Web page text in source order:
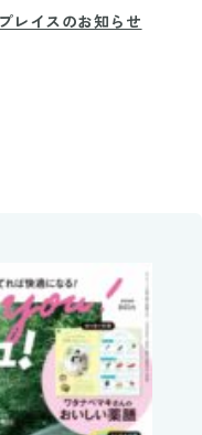
レイスのお知らせ